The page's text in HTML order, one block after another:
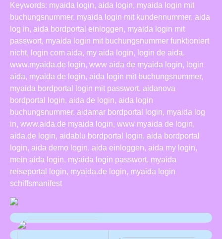
Keywords: myaida login, aida login, myaida login mit
buchungsnummer, myaida login mit kundennummer, aida
log in, aida bordportal einloggen, myaida login mit
passwort, myaida login mit buchungsnummer funktioniert
nicht, login com aida, my aida login, login de aida,
www.myaida.de login, www aida de myaida login, login
aida, myaida de login, aida login mit buchungsnummer,
myaida bordportal login mit passwort, aidanova
bordportal login, aida de login, aida login
buchungsnummer, aidamar bordportal login, myaida log
in, www.aida.de myaida login, www myaida de login,
aida.de login, aidablu bordportal login, aida bordportal
login, aida demo login, aida einloggen, aida my login,
mein aida login, myaida login passwort, myaida
reiseportal login, myaida.de login, myaida login
schiffsmanifest